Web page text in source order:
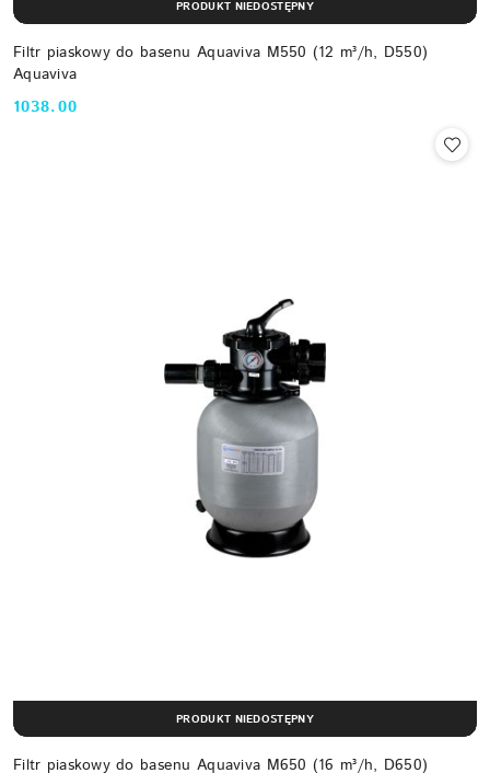
Filtr piaskowy do basenu Aquaviva M550 (12 m³/h, D550)
Aquaviva
Cena:
1038.00
PRODUKT NIEDOSTĘPNY
Filtr piaskowy do basenu Aquaviva M650 (16 m³/h, D650)
PRODUKT NIEDOSTĘPNY